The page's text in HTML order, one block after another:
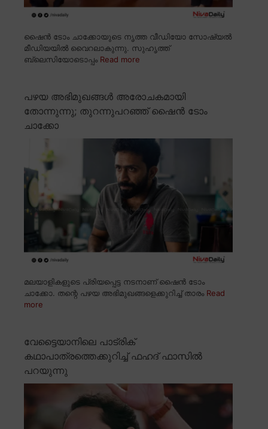
ഷൈൻ ടോം ചാക്കോയുടെ നൃത്ത വീഡിയോ സോഷ്യൽ
മീഡിയയിൽ വൈറലാകുന്നു. സുഹൃത്ത്
ബ്ലെസിയോടൊപ്പം Read more
പഴയ അഭിമുഖങ്ങൾ അരോചകമായി
തോന്നുന്നു; തുറന്നുപറഞ്ഞ് ഷൈൻ ടോം
ചാക്കോ
മലയാളികളുടെ പ്രിയപ്പെട്ട നടനാണ് ഷൈൻ ടോം
ചാക്കോ. തന്റെ പഴയ അഭിമുഖങ്ങളെക്കുറിച്ച് താരം Read
more
വേട്ടൈയാനിലെ പാട്രിക്
കഥാപാത്രത്തെക്കുറിച്ച് ഫഹദ് ഫാസിൽ
പറയുന്നു